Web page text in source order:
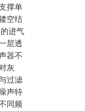
撑单
空结
进气
层透
器不
灰
过滤
声特
同频